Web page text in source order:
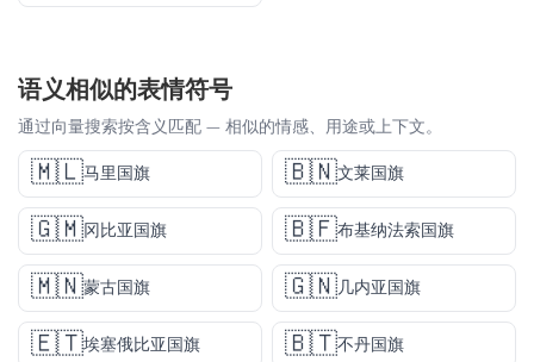
语义相似的表情符号
通过向量搜索按含义匹配 — 相似的情感、用途或上下文。
🇲🇱马里国旗 🇧🇳文莱国旗
🇬🇲冈比亚国旗 🇧🇫布基纳法索国旗
🇲🇳蒙古国旗 🇬🇳几内亚国旗
🇪🇹埃塞俄比亚国旗 🇧🇹不丹国旗